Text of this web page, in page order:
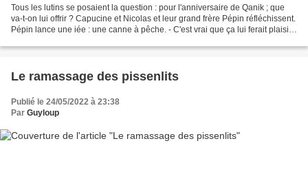
Tous les lutins se posaient la question : pour l'anniversaire de Qanik ; que
va-t-on lui offrir ? Capucine et Nicolas et leur grand frère Pépin réfléchissent.
Pépin lance une iée : une canne à pêche. - C'est vrai que ça lui ferait plaisir,
Le ramassage des pissenlits
Publié le 24/05/2022 à 23:38
Par Guyloup